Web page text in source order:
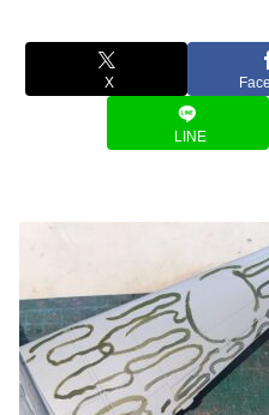
X
LINE